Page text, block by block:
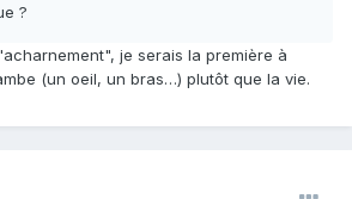
?
je serais la première à
(un oeil, un bras…) plutôt que la vie.